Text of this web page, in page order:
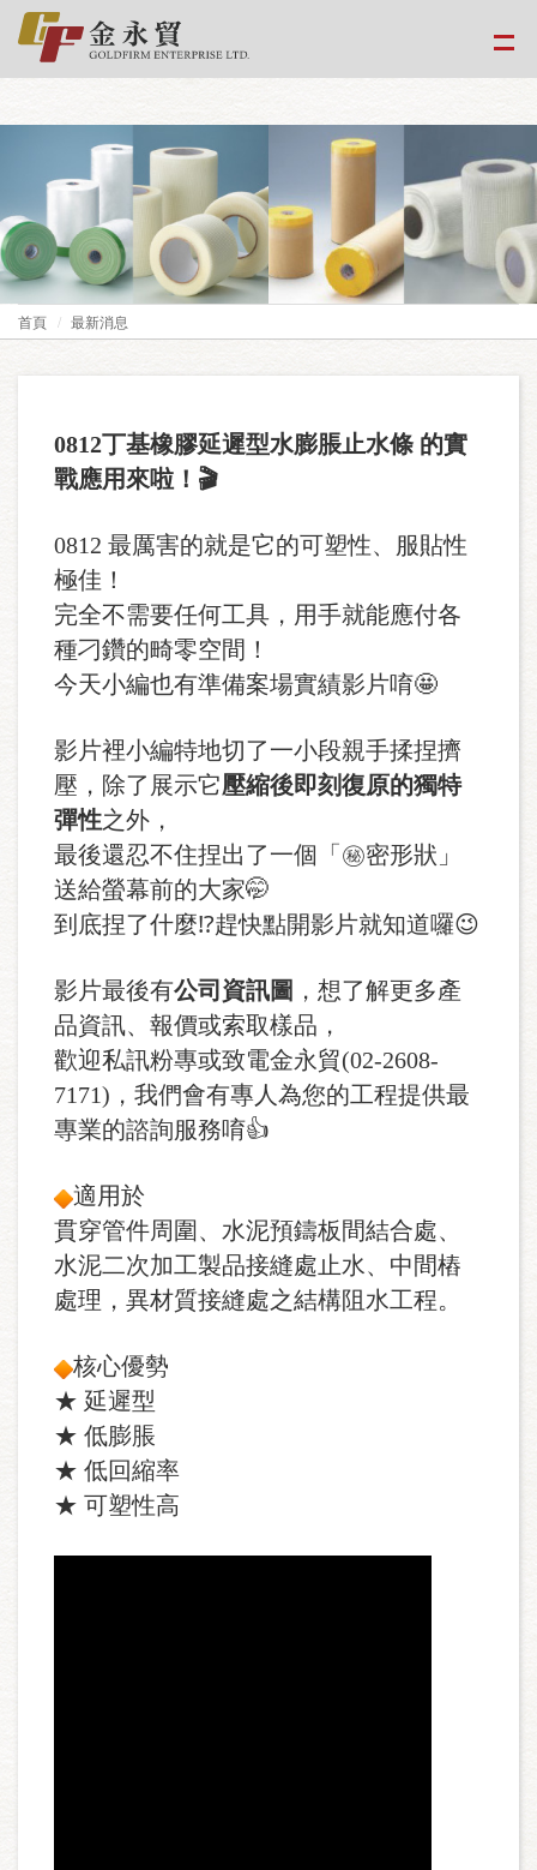
google-site-
verification=EvPoimA01gXxwXCpdefUUxzfHUTmBpMCMS46hwWJ2Xo
首頁 最新消息
0812丁基橡膠延遲型水膨脹止水條 的實
戰應用來啦！ 🎬
0812 最厲害的就是它的可塑性、服貼性
極佳！
完全不需要任何工具，用手就能應付各
種刁鑽的畸零空間！
今天小編也有準備案場實績影片唷🤩
影片裡小編特地切了一小段親手揉捏擠
壓，除了展示它壓縮後即刻復原的獨特
彈性之外，
最後還忍不住捏出了一個「㊙️密形狀」
送給螢幕前的大家🤭
到底捏了什麼⁉️趕快點開影片就知道囉😉
影片最後有公司資訊圖 ，想了解更多產
品資訊、報價或索取樣品，
歡迎私訊粉專或致電金永貿(02-2608-
7171)，我們會有專人為您的工程提供最
專業的諮詢服務唷👍
適用於
貫穿管件周圍、水泥預鑄板間結合處、
水泥二次加工製品接縫處止水、中間樁
處理，異材質接縫處之結構阻水工程。
核心優勢
★ 延遲型
★ 低膨脹
★ 低回縮率
★ 可塑性高